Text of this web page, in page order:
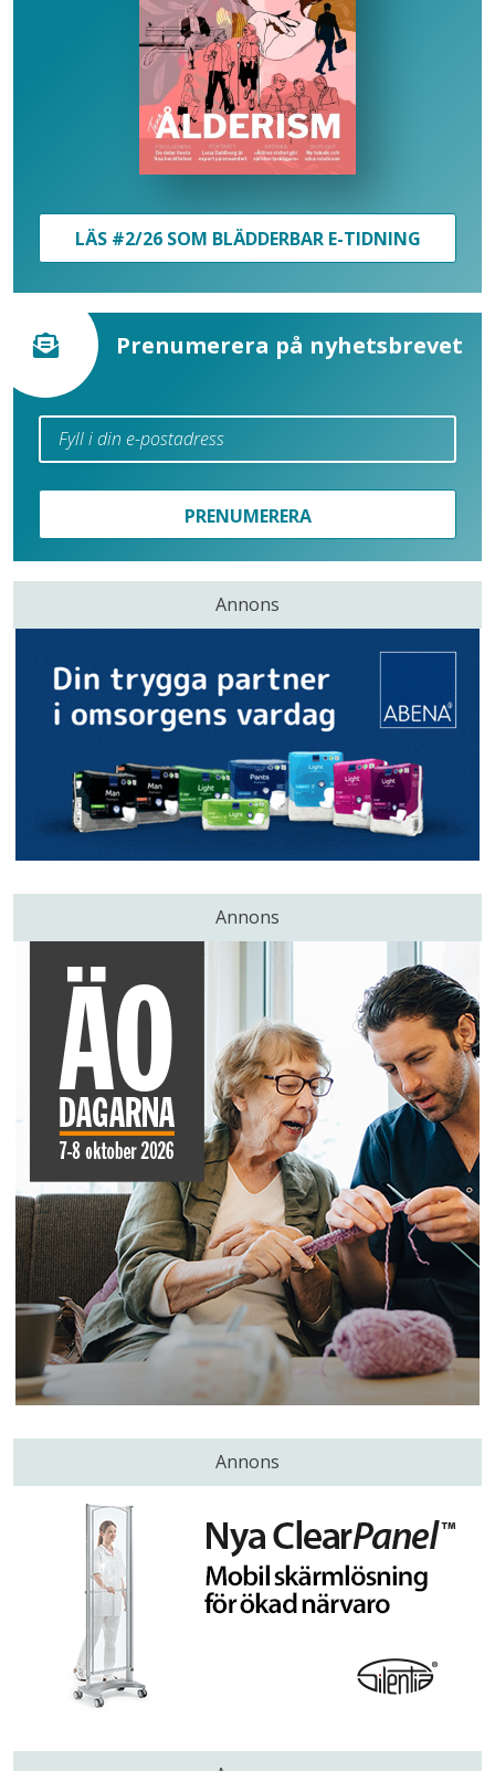
LÄS #2/26 SOM BLÄDDERBAR E-TIDNING
Prenumerera på nyhetsbrevet
PRENUMERERA
Annons
Annons
Annons